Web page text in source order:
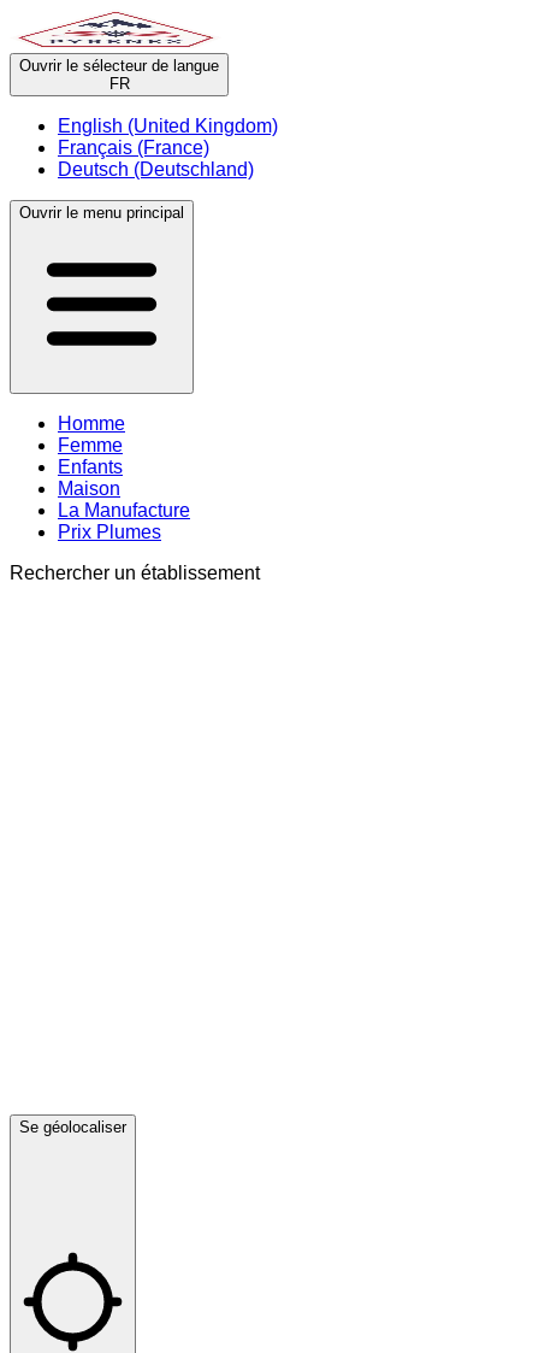
Ouvrir le sélecteur de langue
FR
English (United Kingdom)
Français (France)
Deutsch (Deutschland)
Ouvrir le menu principal
Homme
Femme
Enfants
Maison
La Manufacture
Prix Plumes
Rechercher un établissement
Se géolocaliser